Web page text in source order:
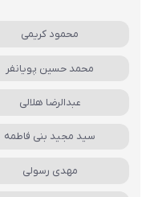
محمود کریمی
محمد حسین پویانفر
عبدالرضا هلالی
سید مجید بنی فاطمه
مهدی رسولی